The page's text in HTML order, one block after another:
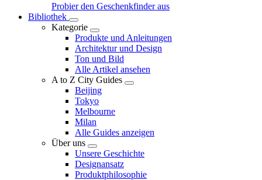
Probier den Geschenkfinder aus
Bibliothek
Kategorie
Produkte und Anleitungen
Architektur und Design
Ton und Bild
Alle Artikel ansehen
A to Z City Guides
Beijing
Tokyo
Melbourne
Milan
Alle Guides anzeigen
Über uns
Unsere Geschichte
Designansatz
Produktphilosophie